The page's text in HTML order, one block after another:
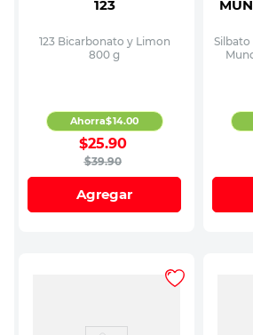
123
123 Bicarbonato y Limon
800 g
$39.90
$25.90
Ahorra$14.00
Agregar
Silbato